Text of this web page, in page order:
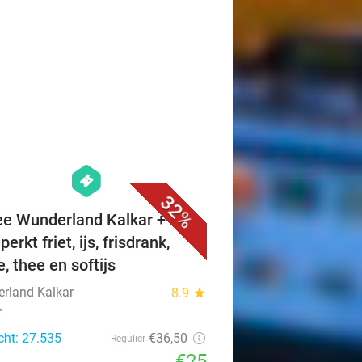
32%
hexagon
events
Wunderland Kalkar +
friet, ijs, frisdrank,
thee en softijs
Kalkar 8.9 star
27.535
Regulier €36,50